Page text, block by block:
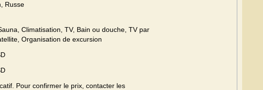
Russe
Climatisation, TV, Bain ou douche, TV par
Organisation de excursion
Pour confirmer le prix, contacter les